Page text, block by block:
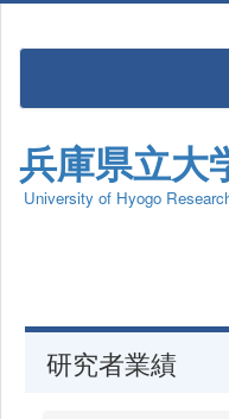
兵庫県立大
University of Hyogo
研究者業績